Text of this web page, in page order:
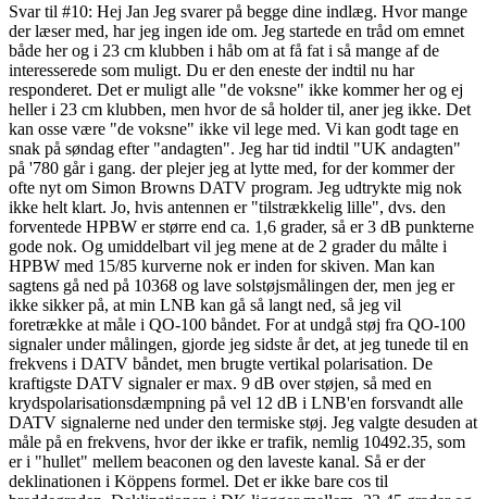
Svar til #10: Hej Jan Jeg svarer på begge dine indlæg. Hvor mange
der læser med, har jeg ingen ide om. Jeg startede en tråd om emnet
både her og i 23 cm klubben i håb om at få fat i så mange af de
interesserede som muligt. Du er den eneste der indtil nu har
responderet. Det er muligt alle "de voksne" ikke kommer her og ej
heller i 23 cm klubben, men hvor de så holder til, aner jeg ikke. Det
kan osse være "de voksne" ikke vil lege med. Vi kan godt tage en
snak på søndag efter "andagten". Jeg har tid indtil "UK andagten"
på '780 går i gang. der plejer jeg at lytte med, for der kommer der
ofte nyt om Simon Browns DATV program. Jeg udtrykte mig nok
ikke helt klart. Jo, hvis antennen er "tilstrækkelig lille", dvs. den
forventede HPBW er større end ca. 1,6 grader, så er 3 dB punkterne
gode nok. Og umiddelbart vil jeg mene at de 2 grader du målte i
HPBW med 15/85 kurverne nok er inden for skiven. Man kan
sagtens gå ned på 10368 og lave solstøjsmålingen der, men jeg er
ikke sikker på, at min LNB kan gå så langt ned, så jeg vil
foretrække at måle i QO-100 båndet. For at undgå støj fra QO-100
signaler under målingen, gjorde jeg sidste år det, at jeg tunede til en
frekvens i DATV båndet, men brugte vertikal polarisation. De
kraftigste DATV signaler er max. 9 dB over støjen, så med en
krydspolarisationsdæmpning på vel 12 dB i LNB'en forsvandt alle
DATV signalerne ned under den termiske støj. Jeg valgte desuden at
måle på en frekvens, hvor der ikke er trafik, nemlig 10492.35, som
er i "hullet" mellem beaconen og den laveste kanal. Så er der
deklinationen i Köppens formel. Det er ikke bare cos til